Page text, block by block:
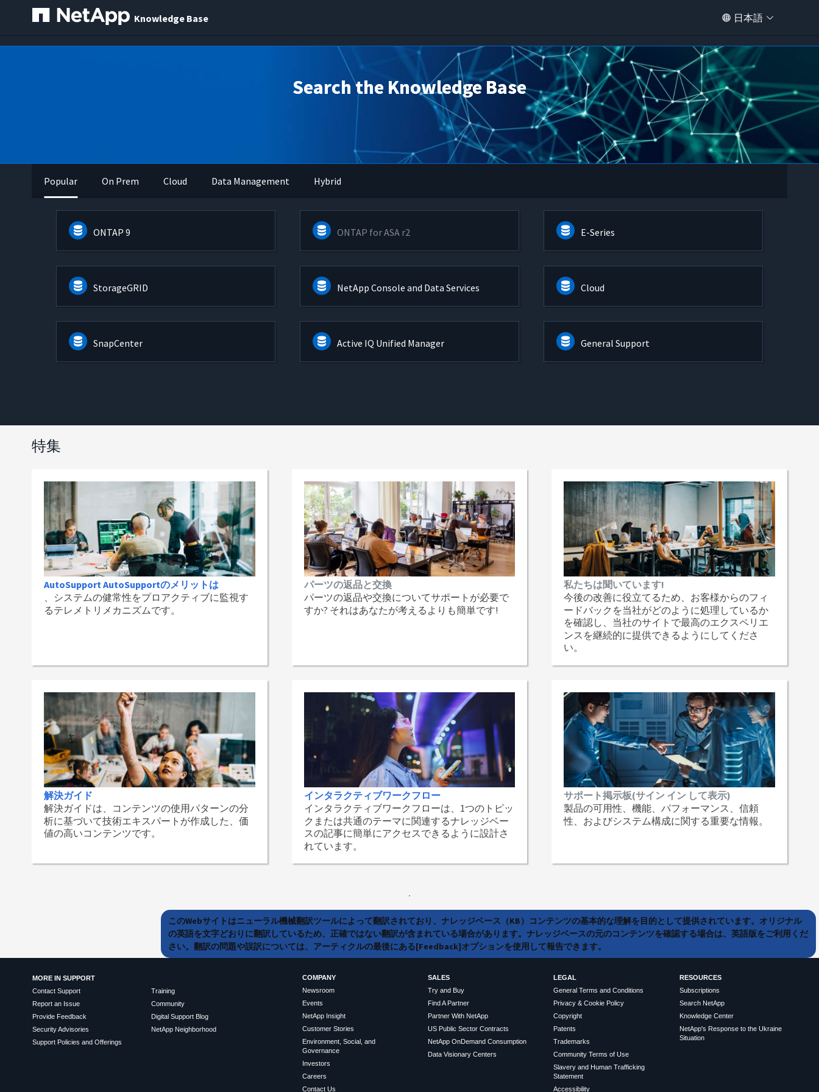
Knowledge Base 日本語
Search the Knowledge Base
Popular On Prem Cloud Data Management Hybrid
ONTAP 9 ONTAP for ASA r2 E-Series
StorageGRID NetApp Console and Data Services Cloud
SnapCenter Active IQ Unified Manager General Support
特集
AutoSupport AutoSupportのメリットは
、システムの健常性をプロアクティブに監視す
るテレメトリメカニズムです。
パーツの返品と交換
パーツの返品や交換についてサポートが必要で
すか? それはあなたが考えるよりも簡単です!
私たちは聞いています!
今後の改善に役立てるため、お客様からのフィ
ードバックを当社がどのように処理しているか
を確認し、当社のサイトで最高のエクスペリエ
ンスを継続的に提供できるようにしてくださ
い。
解決ガイド
解決ガイドは、コンテンツの使用パターンの分
析に基づいて技術エキスパートが作成した、価
値の高いコンテンツです。
インタラクティブワークフロー
インタラクティブワークフローは、1つのトピッ
クまたは共通のテーマに関連するナレッジベー
スの記事に簡単にアクセスできるように設計さ
れています。
サポート掲示板(サイン イン して表示)
製品の可用性、機能、パフォーマンス、信頼
性、およびシステム構成に関する重要な情報。
このWebサイトはニューラル機械翻訳ツールによって翻訳されており、ナレッジベース（KB）コンテンツの基本的な理解を目的として提供されています。オリジナル
の英語を文字どおりに翻訳しているため、正確ではない翻訳が含まれている場合があります。ナレッジベースの元のコンテンツを確認する場合は、英語版をご利用くだ
さい。翻訳の問題や誤訳については、アーティクルの最後にある[Feedback]オプションを使用して報告できます。
MORE IN SUPPORT
Contact Support
Report an Issue
Provide Feedback
Security Advisories
Support Policies and Offerings
Training
Community
Digital Support Blog
NetApp Neighborhood
COMPANY
Newsroom
Events
NetApp Insight
Customer Stories
Environment, Social, and
Governance
Investors
Careers
Contact Us
SALES
Try and Buy
Find A Partner
Partner With NetApp
US Public Sector Contracts
NetApp OnDemand Consumption
Data Visionary Centers
LEGAL
General Terms and Conditions
Privacy & Cookie Policy
Copyright
Patents
Trademarks
Community Terms of Use
Slavery and Human Trafficking
Statement
Accessibility
RESOURCES
Subscriptions
Search NetApp
Knowledge Center
NetApp's Response to the Ukraine
Situation